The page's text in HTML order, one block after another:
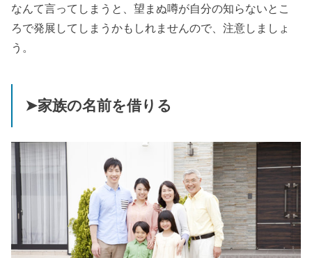
なんて言ってしまうと、望まぬ噂が自分の知らないとこ
ろで発展してしまうかもしれませんので、注意しましょ
う。
➤家族の名前を借りる